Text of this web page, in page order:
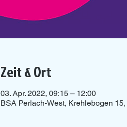
Zeit & Ort
03. Apr. 2022, 09:15 – 12:00
BSA Perlach-West, Krehlebogen